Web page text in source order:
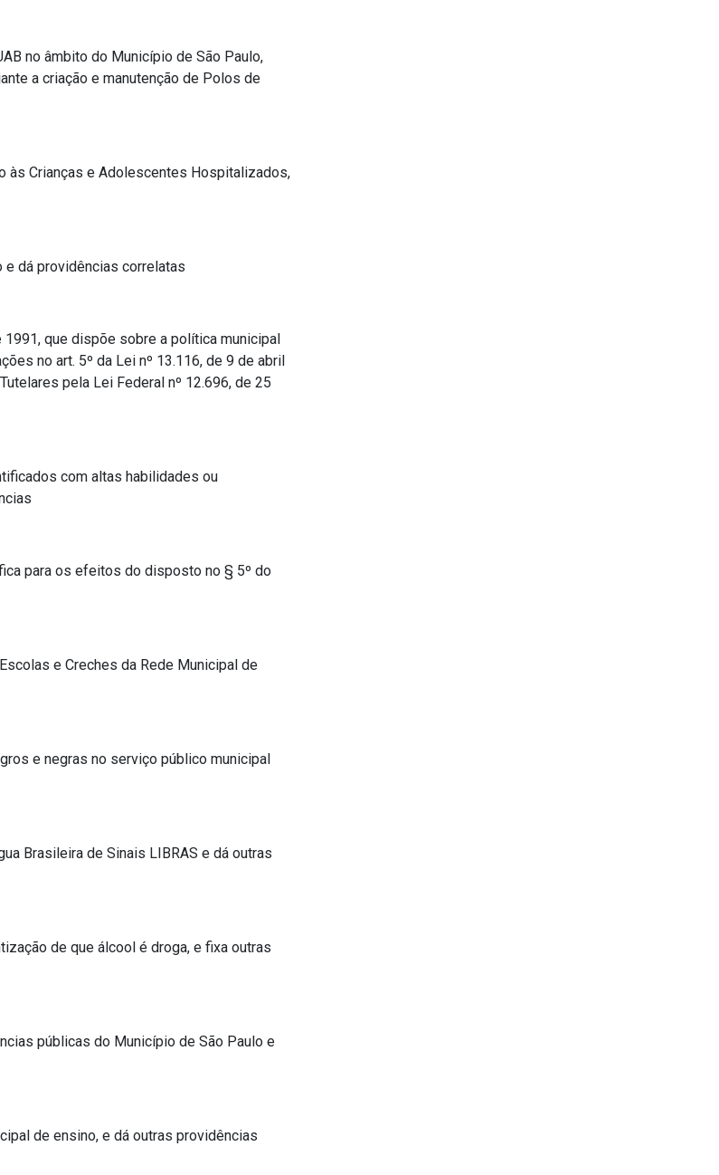
no âmbito do Município de São Paulo,
a criação e manutenção de Polos de
às Crianças e Adolescentes Hospitalizados,
dá providências correlatas
1991, que dispõe sobre a política municipal
no art. 5º da Lei nº 13.116, de 9 de abril
pela Lei Federal nº 12.696, de 25
com altas habilidades ou
para os efeitos do disposto no § 5º do
e Creches da Rede Municipal de
e negras no serviço público municipal
Brasileira de Sinais LIBRAS e dá outras
de que álcool é droga, e fixa outras
públicas do Município de São Paulo e
de ensino, e dá outras providências